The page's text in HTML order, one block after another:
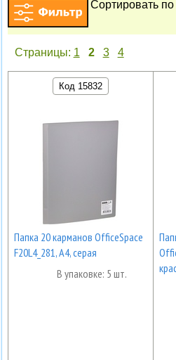
Сортировать по
Страницы: 1 2 3 4
Код 15832
Папка 20 карманов OfficeSpace
F20L4_281, А4, серая
В упаковке: 5 шт.